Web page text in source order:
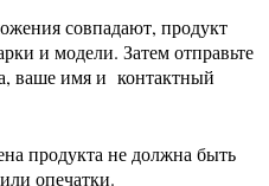
совпадают, продукт
и модели. Затем отправьте
ваше имя и контактный
продукта не должна быть
опечатки.